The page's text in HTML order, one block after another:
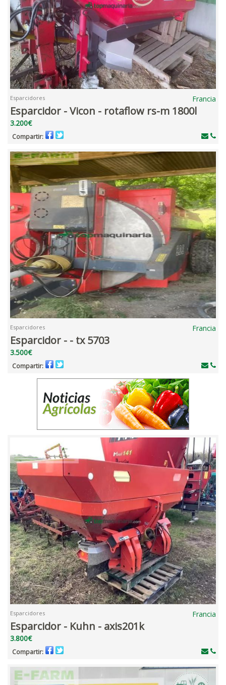
Esparcidores Francia
Esparcidor - Vicon - rotaflow rs-m 1800l
3.200€
Compartir:
Esparcidores Francia
Esparcidor - - tx 5703
3.500€
Compartir:
Esparcidores Francia
Esparcidor - Kuhn - axis201k
3.800€
Compartir: